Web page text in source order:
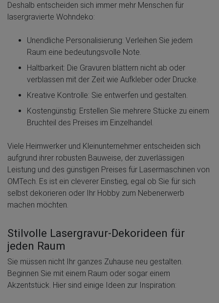
Deshalb entscheiden sich immer mehr Menschen für
lasergravierte Wohndeko:
Unendliche Personalisierung: Verleihen Sie jedem
Raum eine bedeutungsvolle Note.
Haltbarkeit: Die Gravuren blättern nicht ab oder
verblassen mit der Zeit wie Aufkleber oder Drucke.
Kreative Kontrolle: Sie entwerfen und gestalten.
Kostengünstig: Erstellen Sie mehrere Stücke zu einem
Bruchteil des Preises im Einzelhandel.
Viele Heimwerker und Kleinunternehmer entscheiden sich
aufgrund ihrer robusten Bauweise, der zuverlässigen
Leistung und des günstigen Preises für Lasermaschinen von
OMTech. Es ist ein cleverer Einstieg, egal ob Sie für sich
selbst dekorieren oder Ihr Hobby zum Nebenerwerb
machen möchten.
Stilvolle Lasergravur-Dekorideen für
jeden Raum
Sie müssen nicht Ihr ganzes Zuhause neu gestalten.
Beginnen Sie mit einem Raum oder sogar einem
Akzentstück. Hier sind einige Ideen zur Inspiration: